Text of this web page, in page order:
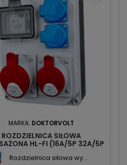
MARKA: DOKTORVOLT
ROZDZIELNICA SIŁOWA
HL-FI (16A/5P 32A/5P
IP44 DV-7235-F
DOKTORVOLT
Rozdzielnica siłowa wy...